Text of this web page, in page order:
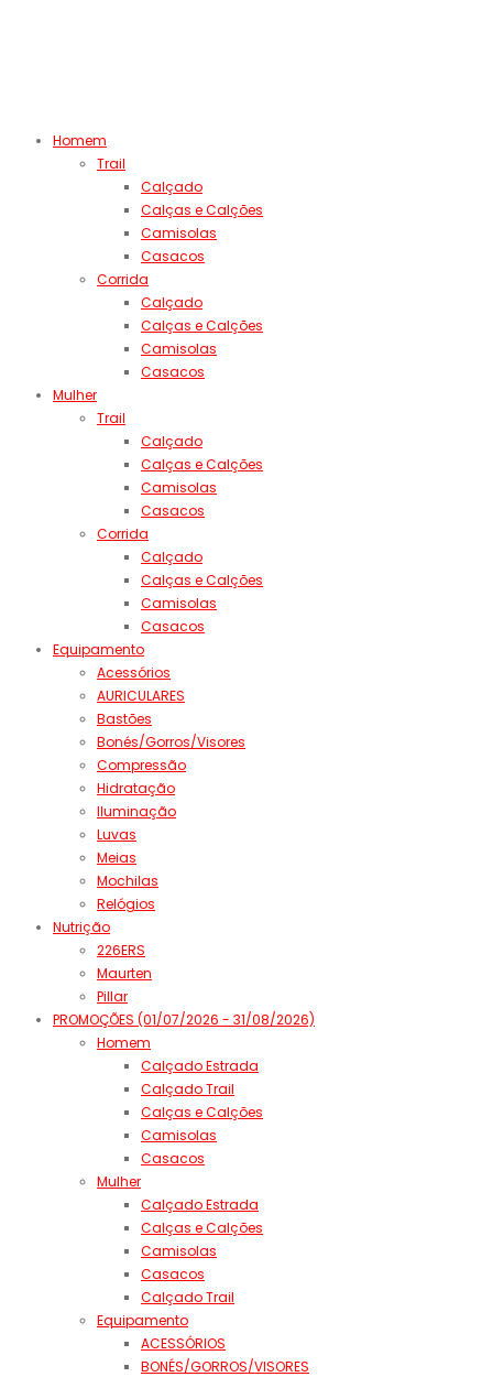
Homem
Trail
Calçado
Calças e Calções
Camisolas
Casacos
Corrida
Calçado
Calças e Calções
Camisolas
Casacos
Mulher
Trail
Calçado
Calças e Calções
Camisolas
Casacos
Corrida
Calçado
Calças e Calções
Camisolas
Casacos
Equipamento
Acessórios
AURICULARES
Bastões
Bonés/Gorros/Visores
Compressão
Hidratação
Iluminação
Luvas
Meias
Mochilas
Relógios
Nutrição
226ERS
Maurten
Pillar
PROMOÇÕES (01/07/2026 - 31/08/2026)
Homem
Calçado Estrada
Calçado Trail
Calças e Calções
Camisolas
Casacos
Mulher
Calçado Estrada
Calças e Calções
Camisolas
Casacos
Calçado Trail
Equipamento
ACESSÓRIOS
BONÉS/GORROS/VISORES